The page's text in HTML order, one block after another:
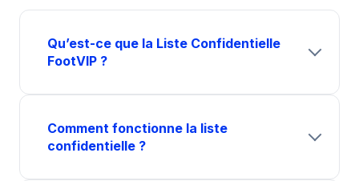
Qu’est-ce que la Liste Confidentielle
FootVIP ?
Comment fonctionne la liste
confidentielle ?